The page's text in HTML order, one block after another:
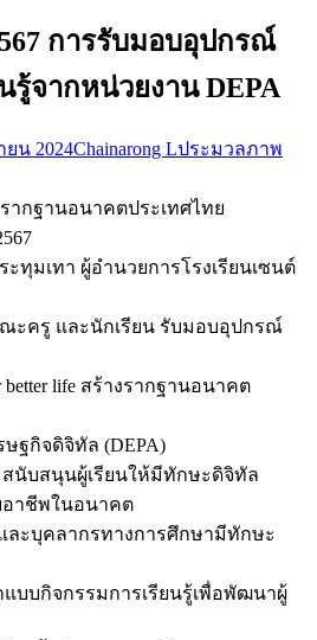
การรับมอบอุปกรณ์
รู้จากหน่วยงาน DEPA
ยน 2024Chainarong Lประมวลภาพ
รากฐานอนาคตประเทศไทย
ทุมเทา ผู้อำนวยการโรงเรียนเซนต์
ะครู และนักเรียน รับมอบอุปกรณ์
better life สร้างรากฐานอนาคต
ษฐกิจดิจิทัล (DEPA)
สนับสนุนผู้เรียนให้มีทักษะดิจิทัล
อาชีพในอนาคต
ละบุคลากรทางการศึกษามีทักษะ
บบกิจกรรมการเรียนรู้เพื่อพัฒนาผู้